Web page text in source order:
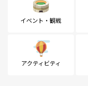
イベント・観戦
アクティビティ